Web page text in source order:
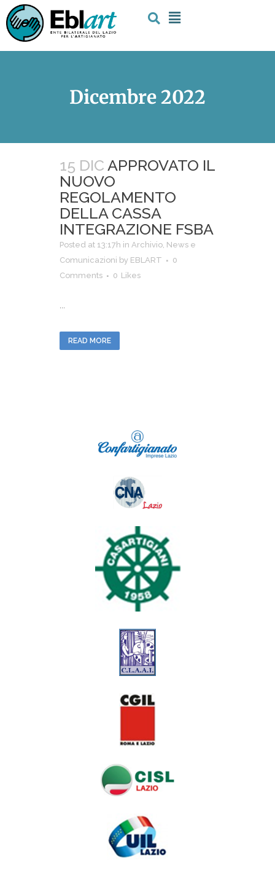
Dicembre 2022
15 DIC APPROVATO IL
NUOVO
REGOLAMENTO
DELLA CASSA
INTEGRAZIONE FSBA
Posted at 13:17h in Archivio, News e
Comunicazioni by EBLART
0
Comments
0 Likes
...
READ MORE